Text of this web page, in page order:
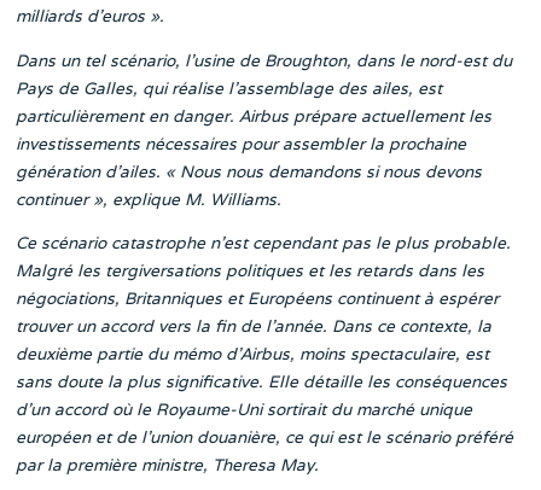
milliards d’euros ».
Dans un tel scénario, l’usine de Broughton, dans le nord-est du
Pays de Galles, qui réalise l’assemblage des ailes, est
particulièrement en danger. Airbus prépare actuellement les
investissements nécessaires pour assembler la prochaine
génération d’ailes. « Nous nous demandons si nous devons
continuer », explique M. Williams.
Ce scénario catastrophe n’est cependant pas le plus probable.
Malgré les tergiversations politiques et les retards dans les
négociations, Britanniques et Européens continuent à espérer
trouver un accord vers la fin de l’année. Dans ce contexte, la
deuxième partie du mémo d’Airbus, moins spectaculaire, est
sans doute la plus significative. Elle détaille les conséquences
d’un accord où le Royaume-Uni sortirait du marché unique
européen et de l’union douanière, ce qui est le scénario préféré
par la première ministre, Theresa May.